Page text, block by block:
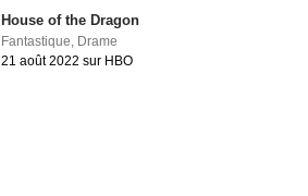
House of the Dragon
Fantastique Drame
21 août 2022 sur HBO